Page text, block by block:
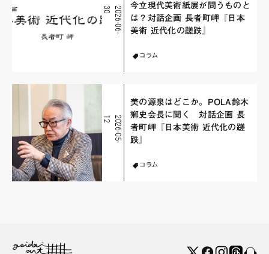
2
0
2
6
-
0
6
-
3
0
今立現代美術紙展が問うものと
は？対話企画 長者町岬『日本
美術 近代化の蹉跌』
コラム
2
0
2
6
-
0
5
-
1
2
美の源泉はどこか。POLA鈴木
鄕史会長に聞く 対話企画 長
者町岬『日本美術 近代化の蹉
跌』
コラム